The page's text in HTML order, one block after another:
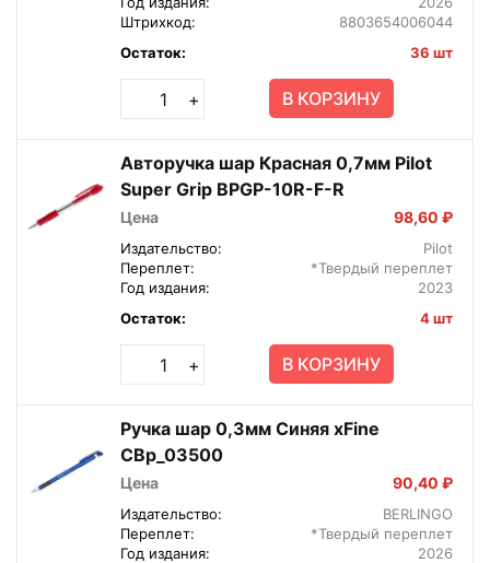
Штрихкод:
8803654006044
Остаток:
36 шт
+ В КОРЗИНУ
Авторучка шар Красная 0,7мм Pilot
Super Grip BPGP-10R-F-R
Цена 98,60 ₽
Издательство:
Pilot
Переплет:
*Твердый переплет
Год издания:
2023
Остаток:
4 шт
+ В КОРЗИНУ
Ручка шар 0,3мм Синяя xFine
CBp_03500
Цена 90,40 ₽
Издательство:
BERLINGO
Переплет:
*Твердый переплет
Год издания:
2026